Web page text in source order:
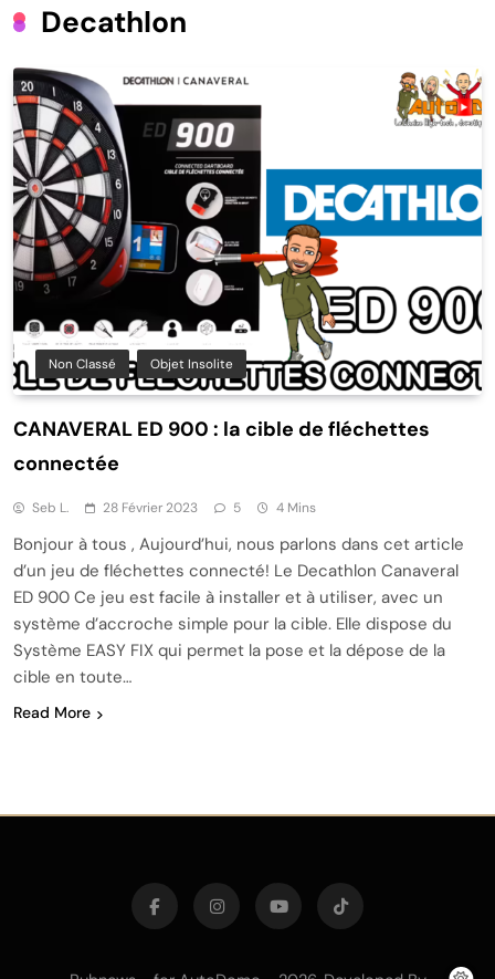
Decathlon
Non Classé Objet Insolite
CANAVERAL ED 900 : la cible de fléchettes
connectée
Seb L. 28 Février 2023 5 4 Mins
Bonjour à tous , Aujourd’hui, nous parlons dans cet article
d’un jeu de fléchettes connecté! Le Decathlon Canaveral
ED 900 Ce jeu est facile à installer et à utiliser, avec un
système d’accroche simple pour la cible. Elle dispose du
Système EASY FIX qui permet la pose et la dépose de la
cible en toute…
Read More